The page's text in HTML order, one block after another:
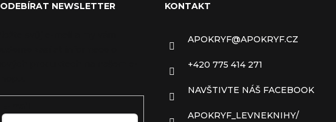
ODEBÍRAT NEWSLETTER KONTAKT
APOKRYF@APOKRYF.CZ
+420 775 414 271
NAVŠTIVTE NÁŠ FACEBOOK
APOKRYF_LEVNEKNIHY/